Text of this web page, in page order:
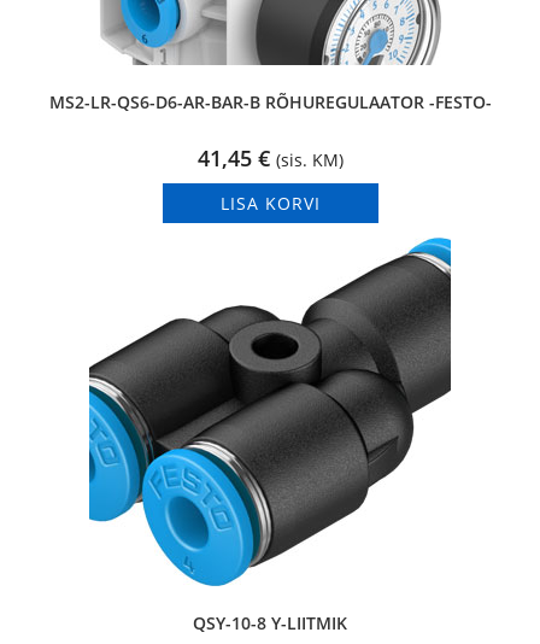
MS2-LR-QS6-D6-AR-BAR-B RÕHUREGULAATOR -FESTO-
41,45 € (sis. KM)
LISA KORVI
QSY-10-8 Y-LIITMIK